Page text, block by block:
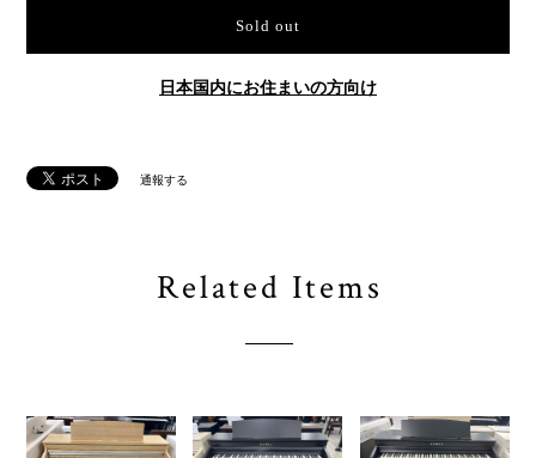
Sold out
日本国内にお住まいの方向け
通報する
Related Items